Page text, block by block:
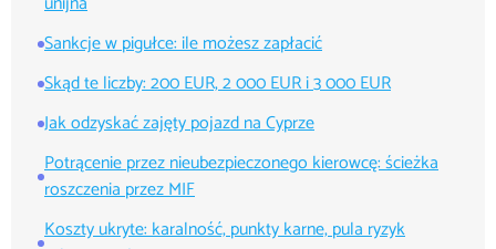
Sankcje w pigułce: ile możesz zapłacić
Skąd te liczby: 200 EUR, 2 000 EUR i 3 000 EUR
Jak odzyskać zajęty pojazd na Cyprze
Potrącenie przez nieubezpieczonego kierowcę: ścieżka
roszczenia przez MIF
Koszty ukryte: karalność, punkty karne, pula ryzyk